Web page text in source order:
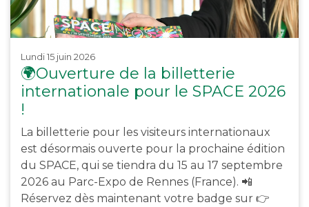
lundi 15 juin 2026
🌍Ouverture de la billetterie
internationale pour le SPACE 2026
!
La billetterie pour les visiteurs internationaux
est désormais ouverte pour la prochaine édition
du SPACE, qui se tiendra du 15 au 17 septembre
2026 au Parc-Expo de Rennes (France). 📲
Réservez dès maintenant votre badge sur 👉